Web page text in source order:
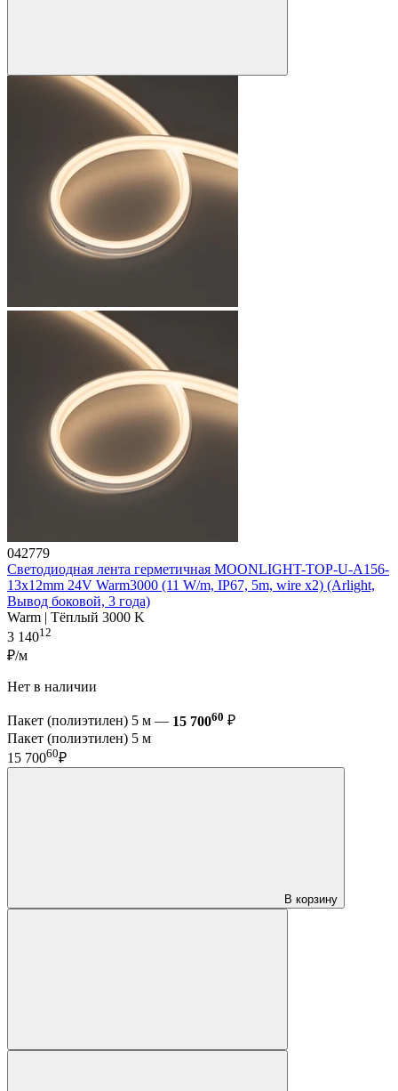
042779
Светодиодная лента герметичная MOONLIGHT-TOP-U-A156-
13x12mm 24V Warm3000 (11 W/m, IP67, 5m, wire x2) (Arlight,
Вывод боковой, 3 года)
Warm | Тёплый 3000 K
3 14012
₽/м
Нет в наличии
Пакет (полиэтилен) 5 м — 15 70060 ₽
Пакет (полиэтилен) 5 м
15 70060₽
В корзину